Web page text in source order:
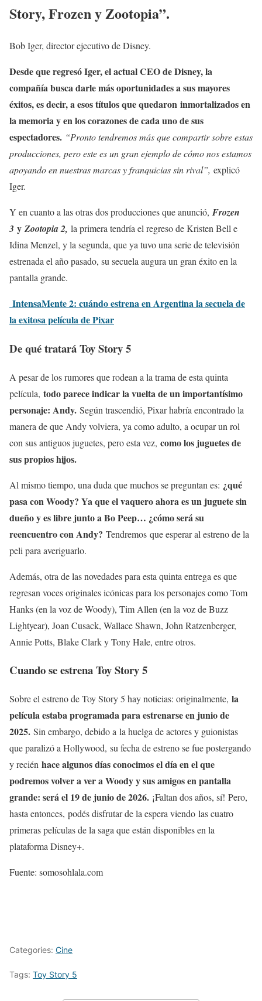
Story, Frozen y Zootopia”.
Bob Iger, director ejecutivo de Disney.
Desde que regresó Iger, el actual CEO de Disney, la
compañía busca darle más oportunidades a sus mayores
éxitos, es decir, a esos títulos que quedaron inmortalizados en
la memoria y en los corazones de cada uno de sus
espectadores. “Pronto tendremos más que compartir sobre estas
producciones, pero este es un gran ejemplo de cómo nos estamos
apoyando en nuestras marcas y franquicias sin rival”, explicó
Iger.
Y en cuanto a las otras dos producciones que anunció, Frozen
3 y Zootopia 2, la primera tendría el regreso de Kristen Bell e
Idina Menzel, y la segunda, que ya tuvo una serie de televisión
estrenada el año pasado, su secuela augura un gran éxito en la
pantalla grande.
IntensaMente 2: cuándo estrena en Argentina la secuela de
la exitosa película de Pixar
De qué tratará Toy Story 5
A pesar de los rumores que rodean a la trama de esta quinta
película, todo parece indicar la vuelta de un importantísimo
personaje: Andy. Según trascendió, Pixar habría encontrado la
manera de que Andy volviera, ya como adulto, a ocupar un rol
con sus antiguos juguetes, pero esta vez, como los juguetes de
sus propios hijos.
Al mismo tiempo, una duda que muchos se preguntan es: ¿qué
pasa con Woody? Ya que el vaquero ahora es un juguete sin
dueño y es libre junto a Bo Peep… ¿cómo será su
reencuentro con Andy? Tendremos que esperar al estreno de la
peli para averiguarlo.
Además, otra de las novedades para esta quinta entrega es que
regresan voces originales icónicas para los personajes como Tom
Hanks (en la voz de Woody), Tim Allen (en la voz de Buzz
Lightyear), Joan Cusack, Wallace Shawn, John Ratzenberger,
Annie Potts, Blake Clark y Tony Hale, entre otros.
Cuando se estrena Toy Story 5
Sobre el estreno de Toy Story 5 hay noticias: originalmente, la
película estaba programada para estrenarse en junio de
2025. Sin embargo, debido a la huelga de actores y guionistas
que paralizó a Hollywood, su fecha de estreno se fue postergando
y recién hace algunos días conocimos el día en el que
podremos volver a ver a Woody y sus amigos en pantalla
grande: será el 19 de junio de 2026. ¡Faltan dos años, sí! Pero,
hasta entonces, podés disfrutar de la espera viendo las cuatro
primeras películas de la saga que están disponibles en la
plataforma Disney+.
Fuente: somosohlala.com
Categories: Cine
Tags: Toy Story 5